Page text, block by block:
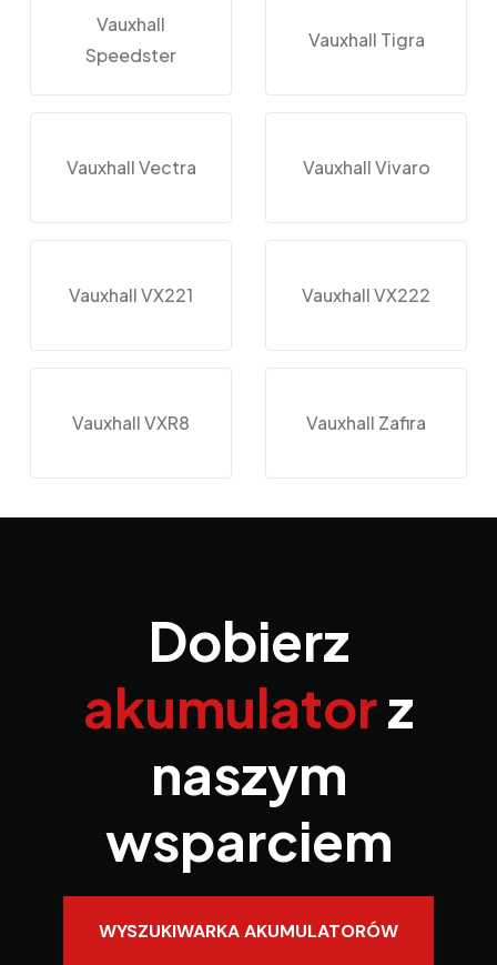
Vauxhall
Speedster
Vauxhall Tigra
Vauxhall Vectra Vauxhall Vivaro
Vauxhall VX221 Vauxhall VX222
Vauxhall VXR8 Vauxhall Zafira
Dobierz
akumulatorz
naszym
wsparciem
WYSZUKIWARKA AKUMULATORÓW